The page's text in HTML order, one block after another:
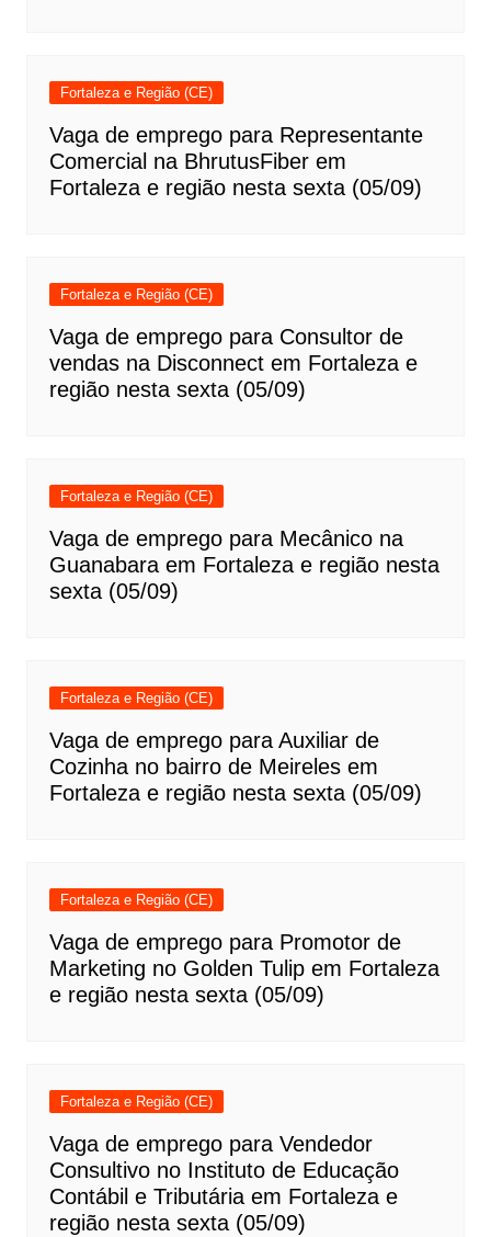
Fortaleza e Região (CE)
Vaga de emprego para Representante
Comercial na BhrutusFiber em
Fortaleza e região nesta sexta (05/09)
Fortaleza e Região (CE)
Vaga de emprego para Consultor de
vendas na Disconnect em Fortaleza e
região nesta sexta (05/09)
Fortaleza e Região (CE)
Vaga de emprego para Mecânico na
Guanabara em Fortaleza e região nesta
sexta (05/09)
Fortaleza e Região (CE)
Vaga de emprego para Auxiliar de
Cozinha no bairro de Meireles em
Fortaleza e região nesta sexta (05/09)
Fortaleza e Região (CE)
Vaga de emprego para Promotor de
Marketing no Golden Tulip em Fortaleza
e região nesta sexta (05/09)
Fortaleza e Região (CE)
Vaga de emprego para Vendedor
Consultivo no Instituto de Educação
Contábil e Tributária em Fortaleza e
região nesta sexta (05/09)